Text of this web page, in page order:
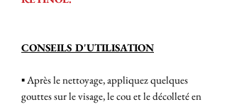
CONSEILS D'UTILISATION
▪︎ Après le nettoyage, appliquez quelques
gouttes sur le visage, le cou et le décolleté en